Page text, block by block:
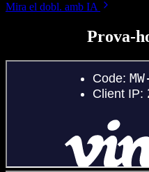
Mira el dobl. amb IA
Prova-
Un tastet del que
Crea dobl. de veu, afegeix
clona veus i munta projectes